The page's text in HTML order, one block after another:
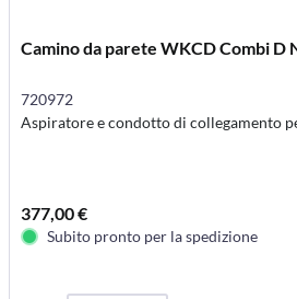
Camino da parete WKCD Combi D
720972
Aspiratore e condotto di collegamento
377,00 €
Subito pronto per la spedizione